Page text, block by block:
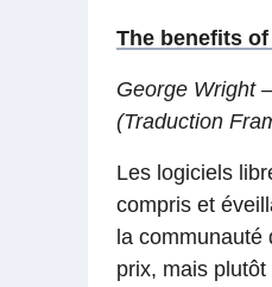
The benefits
George Wright
(Traduction
Les logiciels
compris et
la communauté
prix, mais plutôt